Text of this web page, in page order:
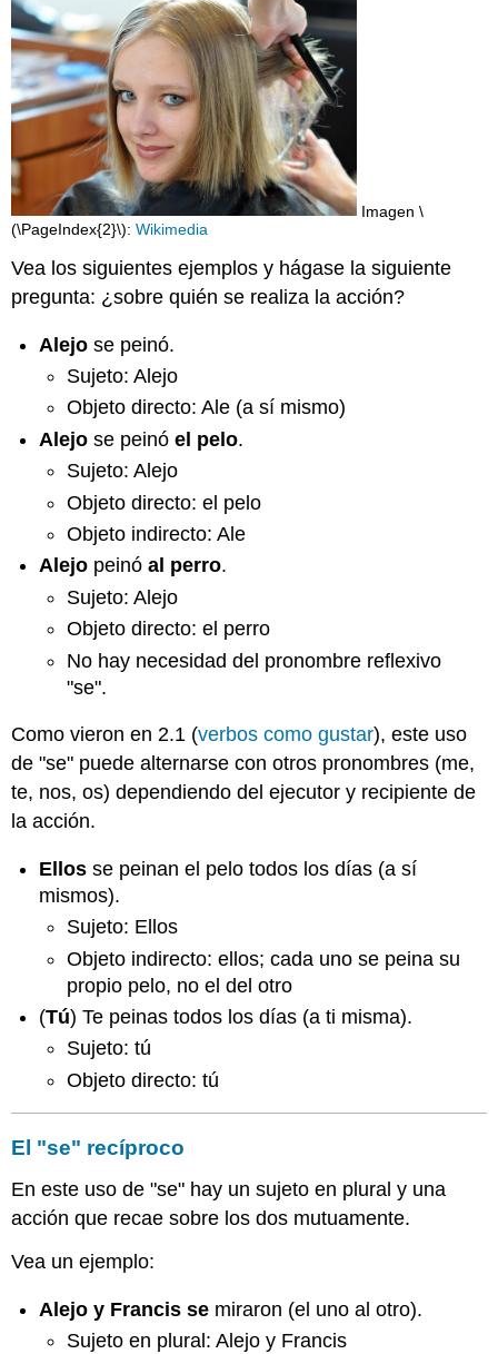
Imagen \
(\PageIndex{2}\):Wikimedia
Vea los siguientes ejemplos y hágase la siguiente
pregunta: ¿sobre quién se realiza la acción?
Alejo se peinó.
Sujeto: Alejo
Objeto directo: Ale (a sí mismo)
Alejose peinóel pelo.
Sujeto: Alejo
Objeto directo: el pelo
Objeto indirecto: Ale
Alejo peinóal perro.
Sujeto: Alejo
Objeto directo: el perro
No hay necesidad del pronombre reflexivo
"se".
Como vieron en 2.1 (verbos como gustar), este uso
de "se" puede alternarse con otros pronombres (me,
te, nos, os) dependiendo del ejecutor y recipiente de
la acción.
Ellos se peinan el pelo todos los días (a sí
mismos).
Sujeto: Ellos
Objeto indirecto: ellos; cada uno se peina su
propio pelo, no el del otro
(Tú) Te peinas todos los días (a ti misma).
Sujeto: tú
Objeto directo: tú
El "se" recíproco
En este uso de "se" hay un sujeto en plural y una
acción que recae sobre los dos mutuamente.
Vea un ejemplo:
Alejo y Francis se miraron (el uno al otro).
Sujeto en plural: Alejo y Francis